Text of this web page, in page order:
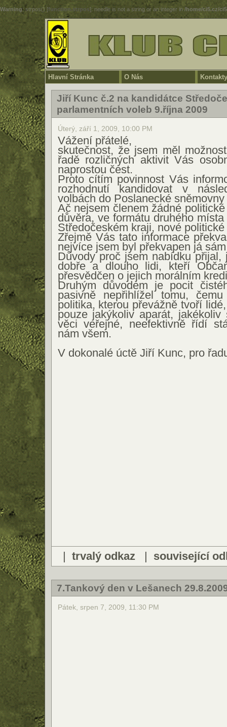
Warning: strpos() [function.strpos]: needle is not a string or an integer in/home/ci5.cz/
Hlavní Stránka O Nás Kontakty
Jiří Kunc č.2 na kandidátce
parlamentních voleb 9.října 2009
Úterý, září 1, 2009, 10:00 PM
Vážení přátelé,
skutečnost, že jsem měl
řadě rozličných aktivit Vás
naprostou čest.
Proto cítím povinnost Vás
rozhodnutí kandidovat v
volbách do Poslanecké
Ač nejsem členem žádné
důvěra, ve formátu druhého
Středočeském kraji, nové
Zřejmě Vás tato informace
nejvíce jsem byl překvapen já
Důvody proč jsem nabídku
dobře a dlouho lidi, kteří
přesvědčen o jejich morálním
Druhým důvodem je pocit
pasivně nepřihlížel tomu,
politika, kterou převážně tvoří
pouze jakýkoliv aparát, jakékoliv
věci veřejné, neefektivně řídí
nám všem.
V dokonalé úctě Jiří Kunc, pro
| trvalý odkaz| související
7.Tankový den v Lešanech
Pátek, srpen 7, 2009, 11:30 PM